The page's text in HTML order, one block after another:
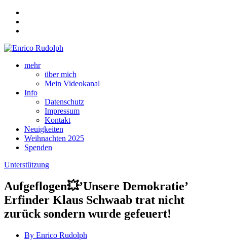
mehr
über mich
Mein Videokanal
Info
Datenschutz
Impressum
Kontakt
Neuigkeiten
Weihnachten 2025
Spenden
Unterstützung
Aufgeflogen💥’Unsere Demokratie’
Erfinder Klaus Schwaab trat nicht
zurück sondern wurde gefeuert!
By Enrico Rudolph